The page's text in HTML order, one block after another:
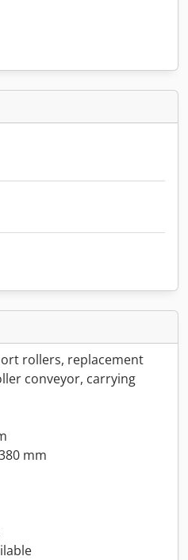
rollers, replacement
conveyor, carrying
mm